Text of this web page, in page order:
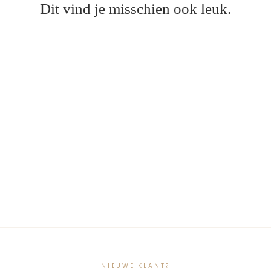
Dit vind je misschien ook leuk.
NIEUWE KLANT?